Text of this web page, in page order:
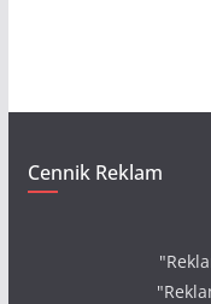
Cennik Reklam